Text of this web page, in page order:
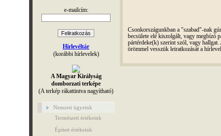
e-mailcím:
Hírlevéltár
(korábbi hírlevelek)
A Magyar Királyság
domborzati terképe
(A terkép rákattintva nagyítható)
Nemzeti ügyeink
Természeti értékeink
Épített értékeink
Csonkországunkban a "szabad"-nak
becsülete elé kiszolgált, vagy megbízó
pártérdeke(k) szerint szól, vagy
örömmel vesszük leiratkozását a